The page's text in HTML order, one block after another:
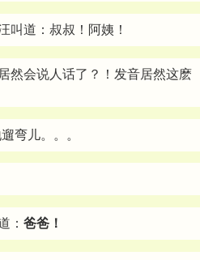
叫道：叔叔！阿姨！
然会说人话了？！发音居然这麽
弯儿。。。
： 爸爸！